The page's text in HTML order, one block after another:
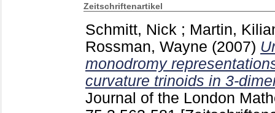
Zeitschriftenartikel
Schmitt, Nick ; Martin,
Rossman, Wayne (2007)
monodromy
curvature trinoids in 3-
Journal of the London